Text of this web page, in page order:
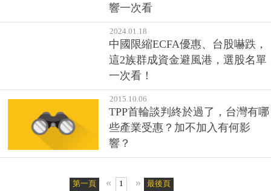
響一次看
2024.01.18
中國限縮ECFA優惠、台股嚇跌，
這2族群成資金避風港，選股名單
一次看！
2015.10.06
TPP首輪談判終於過了，台灣有哪
些產業受惠？加不加入有何影
響？
第一頁 « 1 » 最後頁